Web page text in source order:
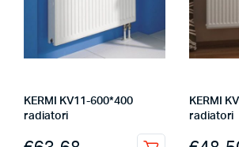
KERMI KV11-600*400
radiatori
KERMI
radiatori